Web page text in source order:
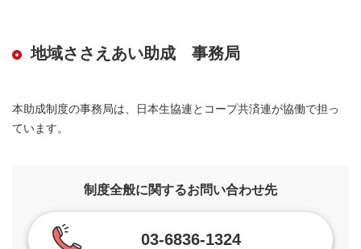
地域ささえあい助成 事務局
本助成制度の事務局は、日本生協連とコープ共済連が協働で担っ
ています。
制度全般に関するお問い合わせ先
03-6836-1324